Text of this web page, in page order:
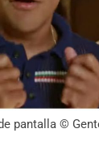
pantalla ©